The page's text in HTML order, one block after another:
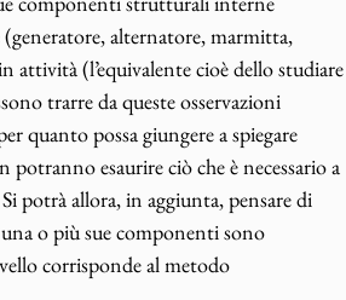
alternatore, marmitta,
attività (l’equivalente cioè dello studiare
trarre da queste osservazioni
quanto possa giungere a spiegare
esaurire ciò che è necessario a
potrà allora, in aggiunta, pensare di
o più sue componenti sono
corrisponde al metodo